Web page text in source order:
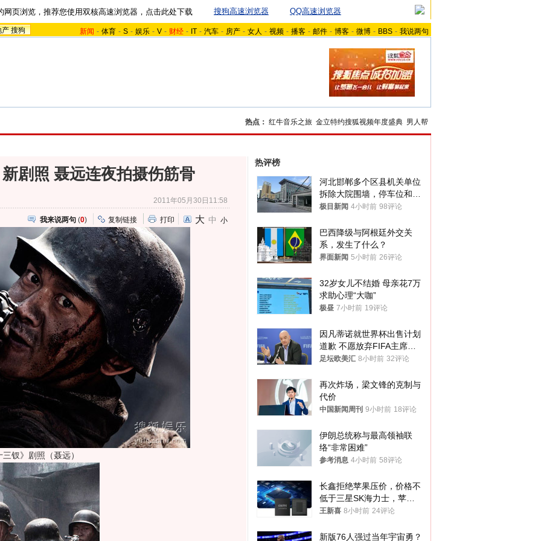
网页浏览，推荐您使用双核高速浏览器，点击此处下载 搜狗高速浏览器 QQ高速浏览器
产 搜狗 新闻 - 体育 - S - 娱乐 - V - 财经 - IT - 汽车 - 房产 - 女人 - 视频 - 播客 - 邮件 - 博客 - 微博 - BBS - 我说两句
热点： 红牛音乐之旅 金立特约搜狐视频年度盛典 男人帮
剧照 聂远连夜拍摄伤筋骨
2011年05月30日11:58
我来说两句 (0) 复制链接 打印 大 中 小
钗》剧照（聂远）
热评榜
河北邯郸多个区县机关单位
拆除大院围墙，停车位和厕
所免费开放，当地多部门回
极目新闻 4小时前 98评论
巴西降级与阿根廷外交关
系，发生了什么？
界面新闻 5小时前 26评论
32岁女儿不结婚 母亲花7万
求助心理“大咖”
极昼 7小时前 19评论
因凡蒂诺就世界杯出售计划
道歉 不愿放弃FIFA主席职
位
足坛欧美汇 8小时前 32评论
再次炸场，梁文锋的克制与
代价
中国新闻周刊 9小时前 18评论
伊朗总统称与最高领袖联
络“非常困难”
参考消息 4小时前 58评论
长鑫拒绝苹果压价，价格不
低于三星SK海力士，苹果
失去了议价权
王新喜 8小时前 24评论
新版76人强过当年宇宙勇？